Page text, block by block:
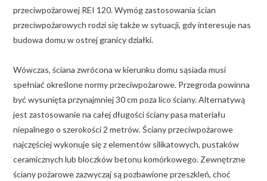
przeciwpożarowej REI 120. Wymóg zastosowania ścian
przeciwpożarowych rodzi się także w sytuacji, gdy interesuje nas
budowa domu w ostrej granicy działki.
Wówczas, ściana zwrócona w kierunku domu sąsiada musi
spełniać określone normy przeciwpożarowe. Przegroda powinna
być wysunięta przynajmniej 30 cm poza lico ściany. Alternatywą
jest zastosowanie na całej długości ściany pasa materiału
niepalnego o szerokości 2 metrów. Ściany przeciwpożarowe
najczęściej wykonuje się z elementów silikatowych, pustaków
ceramicznych lub bloczków betonu komórkowego. Zewnętrzne
ściany pożarowe zazwyczaj są pozbawione przeszkleń, choć